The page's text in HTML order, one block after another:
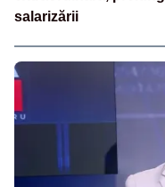
salarizării